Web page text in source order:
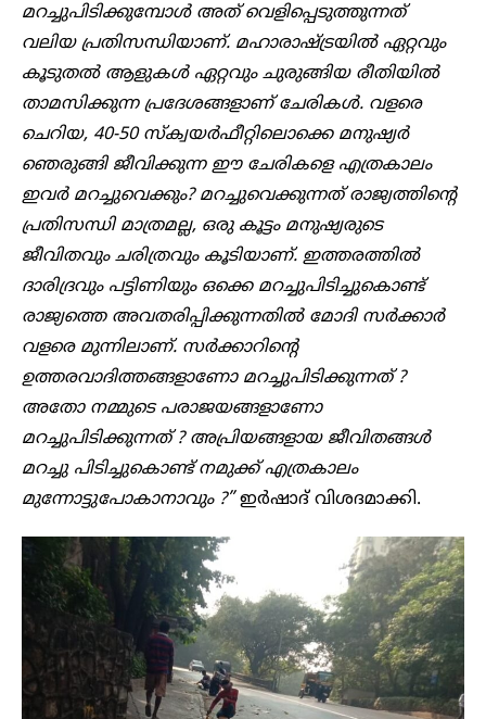
മറച്ചുപിടിക്കുമ്പോൾ അത് വെളിപ്പെടുത്തുന്നത്
വലിയ പ്രതിസന്ധിയാണ്. മഹാരാഷ്ട്രയിൽ ഏറ്റവും
കൂടുതൽ ആളുകൾ ഏറ്റവും ചുരുങ്ങിയ രീതിയിൽ
താമസിക്കുന്ന പ്രദേശങ്ങളാണ് ചേരികൾ. വളരെ
ചെറിയ, 40-50 സ്ക്വയർഫീറ്റിലൊക്കെ മനുഷ്യർ
ഞെരുങ്ങി ജീവിക്കുന്ന ഈ ചേരികളെ എത്രകാലം
ഇവർ മറച്ചുവെക്കും? മറച്ചുവെക്കുന്നത് രാജ്യത്തിന്റെ
പ്രതിസന്ധി മാത്രമല്ല, ഒരു കൂട്ടം മനുഷ്യരുടെ
ജീവിതവും ചരിത്രവും കൂടിയാണ്. ഇത്തരത്തിൽ
ദാരിദ്രവും പട്ടിണിയും ഒക്കെ മറച്ചുപിടിച്ചുകൊണ്ട്
രാജ്യത്തെ അവതരിപ്പിക്കുന്നതിൽ മോദി സർക്കാർ
വളരെ മുന്നിലാണ്. സർക്കാറിന്റെ
ഉത്തരവാദിത്തങ്ങളാണോ മറച്ചുപിടിക്കുന്നത് ?
അതോ നമ്മുടെ പരാജയങ്ങളാണോ
മറച്ചുപിടിക്കുന്നത് ? അപ്രിയങ്ങളായ ജീവിതങ്ങൾ
മറച്ചു പിടിച്ചുകൊണ്ട് നമുക്ക് എത്രകാലം
മുന്നോട്ടുപോകാനാവും ?”ഇർഷാദ് വിശദമാക്കി.